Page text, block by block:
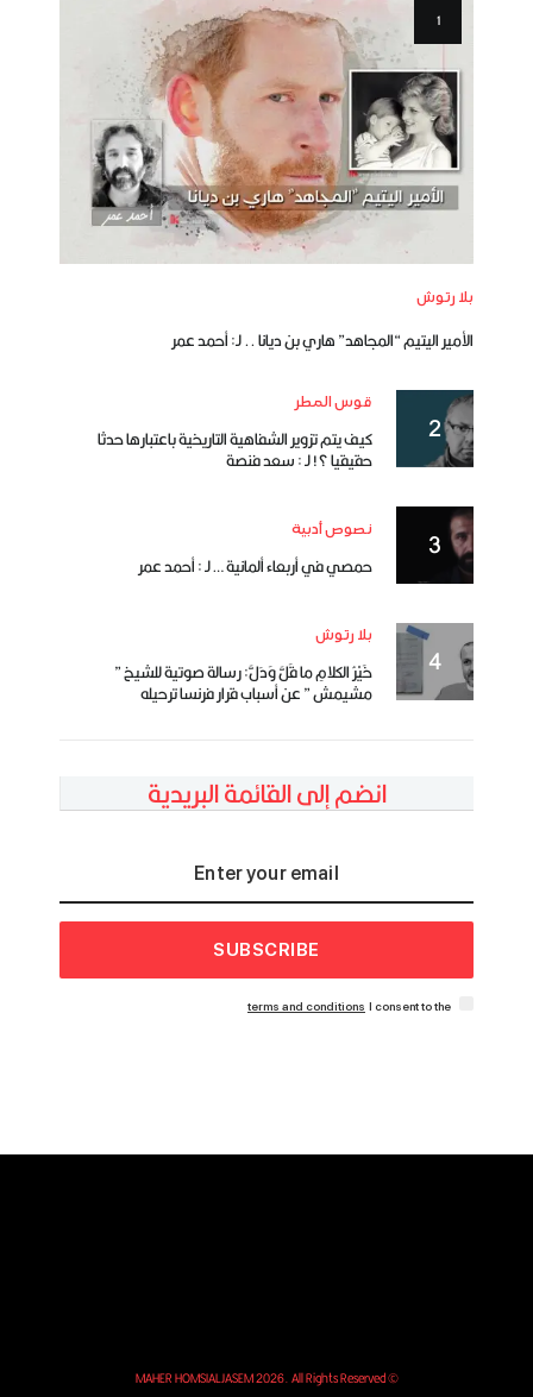
بلا رتوش
الأمير اليتيم “المجاهد” هاري بن ديانا .. لـ: أحمد عمر
قوس المطر
كيف يتم تزوير الشفاهية التاريخية باعتبارها حدثا
حقيقيا ؟! لـ : سعد فنصة
نصوص أدبية
حمصي في أربعاء ألمانية … لـ : أحمد عمر
بلا رتوش
خَيْرُ الكلامِ ما قَلَّ وَدَلَّ: رسالة صوتية للشيخ ”
مشيمش ” عن أسباب قرار فرنسا ترحيله
انضم إلى القائمة البريدية
SUBSCRIBE
I consent to the
terms and conditions
© MAHER HOMSIALJASEM 2026. All Rights Reserved